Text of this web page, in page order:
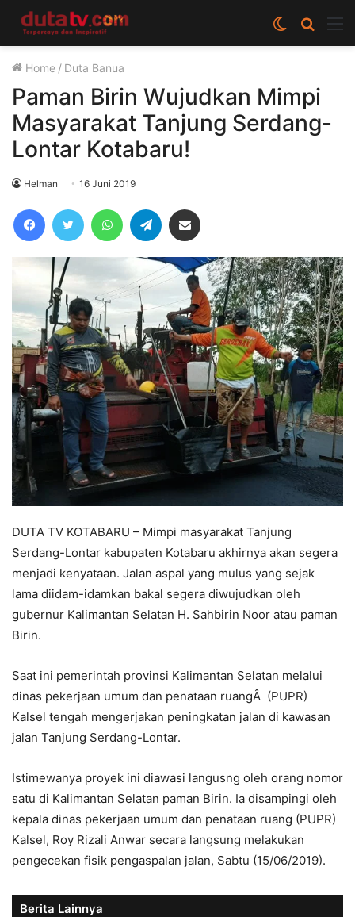
Cari
berita
Switch
skin
Home / Duta Banua
Paman Birin Wujudkan Mimpi
Masyarakat Tanjung Serdang-
Lontar Kotabaru!
Helman 16 Juni 2019
FacebookTwitter WhatsAppTelegram
DUTA TV KOTABARU – Mimpi masyarakat Tanjung
Serdang-Lontar kabupaten Kotabaru akhirnya akan segera
menjadi kenyataan. Jalan aspal yang mulus yang sejak
lama diidam-idamkan bakal segera diwujudkan oleh
gubernur Kalimantan Selatan H. Sahbirin Noor atau paman
Birin.
Saat ini pemerintah provinsi Kalimantan Selatan melalui
dinas pekerjaan umum dan penataan ruangÂ (PUPR)
Kalsel tengah mengerjakan peningkatan jalan di kawasan
jalan Tanjung Serdang-Lontar.
Istimewanya proyek ini diawasi langusng oleh orang nomor
satu di Kalimantan Selatan paman Birin. Ia disampingi oleh
kepala dinas pekerjaan umum dan penataan ruang (PUPR)
Kalsel, Roy Rizali Anwar secara langsung melakukan
pengecekan fisik pengaspalan jalan, Sabtu (15/06/2019).
Berita Lainnya